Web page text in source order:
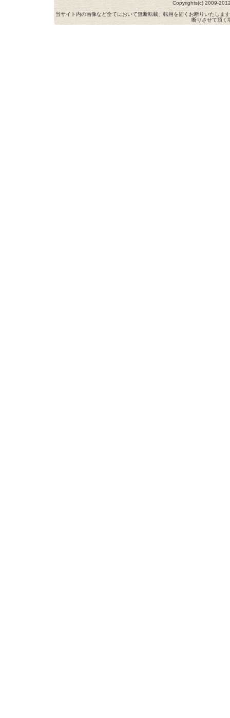
Copyrights(c) 2009-
当サイト内の画像など全てにおいて無断転載、転用を固くお断りいたしま
断りさせて頂く